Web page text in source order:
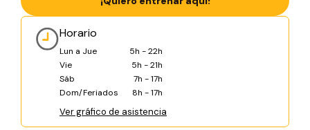
Horario
Lun a Jue
5h - 22h
Vie
5h - 21h
Sáb
7h - 17h
Dom/Feriados
8h - 17h
Ver gráfico de asistencia